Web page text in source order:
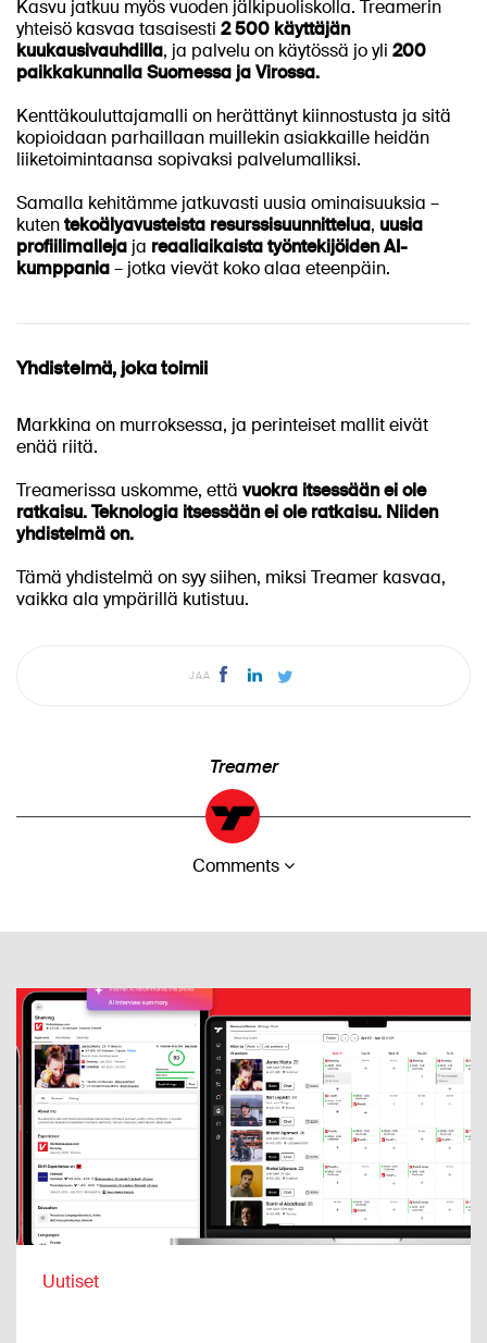
Kasvu jatkuu myös vuoden jälkipuoliskolla. Treamerin
yhteisö kasvaa tasaisesti 2 500 käyttäjän
kuukausivauhdilla, ja palvelu on käytössä jo yli 200
paikkakunnalla Suomessa ja Virossa.
Kenttäkouluttajamalli on herättänyt kiinnostusta ja sitä
kopioidaan parhaillaan muillekin asiakkaille heidän
liiketoimintaansa sopivaksi palvelumalliksi.
Samalla kehitämme jatkuvasti uusia ominaisuuksia –
kutentekoälyavusteista resurssisuunnittelua, uusia
profiilimalleja ja reaaliaikaista työntekijöiden AI-
kumppania– jotka vievät koko alaa eteenpäin.
Yhdistelmä, joka toimii
Markkina on murroksessa, ja perinteiset mallit eivät
enää riitä.
Treamerissa uskomme, että vuokra itsessään ei ole
ratkaisu. Teknologia itsessään ei ole ratkaisu. Niiden
yhdistelmä on.
Tämä yhdistelmä on syy siihen, miksi Treamer kasvaa,
vaikka ala ympärillä kutistuu.
JAA
Treamer
Comments
Uutiset